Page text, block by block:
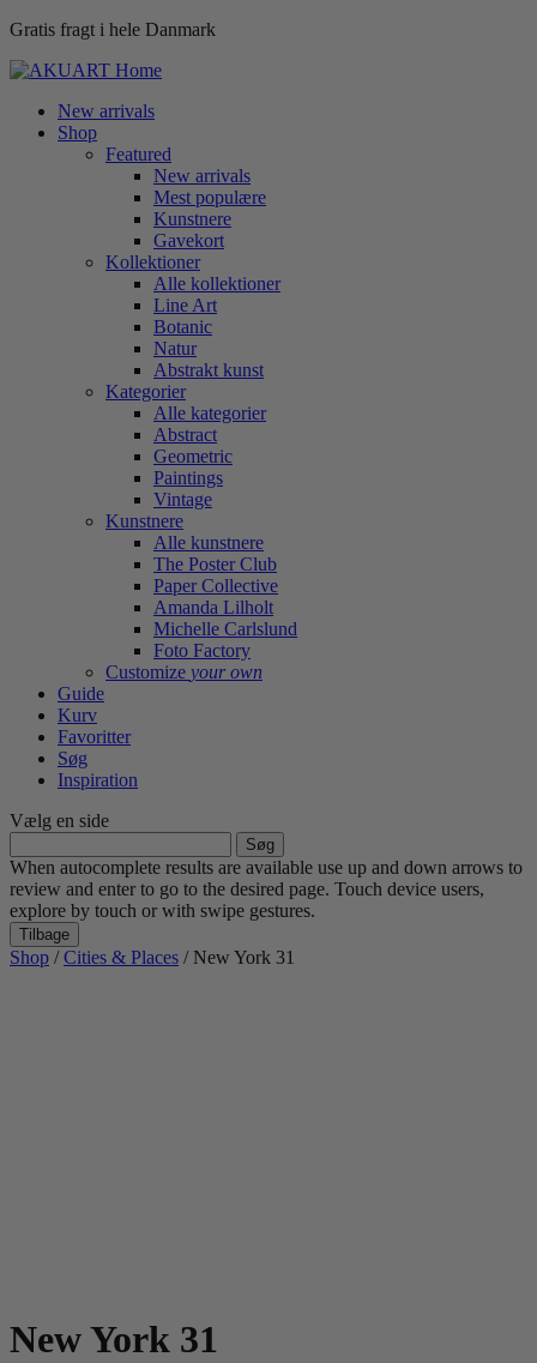
Gratis fragt i hele Danmark
New arrivals
Shop
Featured
New arrivals
Mest populære
Kunstnere
Gavekort
Kollektioner
Alle kollektioner
Line Art
Botanic
Natur
Abstrakt kunst
Kategorier
Alle kategorier
Abstract
Geometric
Paintings
Vintage
Kunstnere
Alle kunstnere
The Poster Club
Paper Collective
Amanda Lilholt
Michelle Carlslund
Foto Factory
Customize your own
Guide
Kurv
Favoritter
Søg
Inspiration
Vælg en side
efter:
When autocomplete results are available use up and down arrows to
review and enter to go to the desired page. Touch device users,
explore by touch or with swipe gestures.
Tilbage
Shop /Cities & Places / New York 31
New York 31